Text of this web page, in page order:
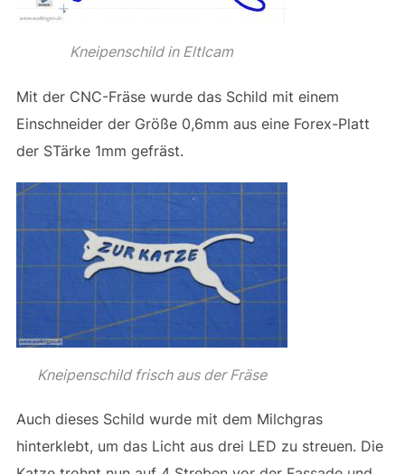
Kneipenschild in Eltlcam
Mit der CNC-Fräse wurde das Schild mit einem
Einschneider der Größe 0,6mm aus eine Forex-Platt
der STärke 1mm gefräst.
Kneipenschild frisch aus der Fräse
Auch dieses Schild wurde mit dem Milchgras
hinterklebt, um das Licht aus drei LED zu streuen. Die